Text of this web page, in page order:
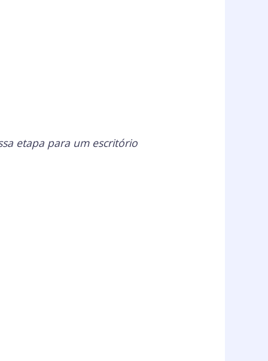
etapa para um escritório